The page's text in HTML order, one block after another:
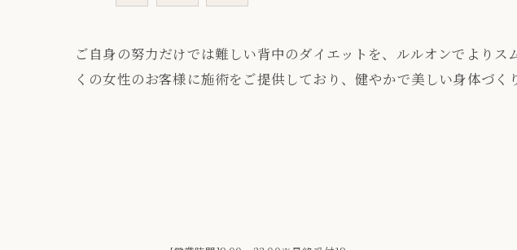
ご自身の努力だけでは難しい背中のダイエットを、ルルオンでより
くの女性のお客様に施術をご提供しており、健やかで美しい身体づく